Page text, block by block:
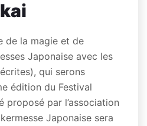
de la magie et de
Japonaise avec les
qui serons
édition du Festival
proposé par l’association
Japonaise sera